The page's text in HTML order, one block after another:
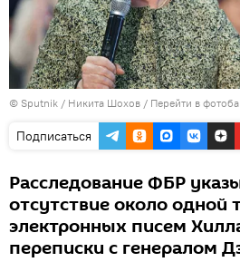
© Sputnik / Никита Шохов / Перейти в
Подписаться
Расследование ФБР
отсутствие около одной
электронных писем
переписки с генералом